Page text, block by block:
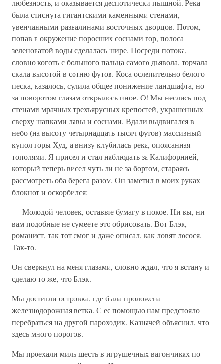
любезность, и оказывается деспотически пышной. Река
была стиснута гигантскими каменными стенами,
увенчанными развалинами восточных дворцов. Потом,
попав в окружение поросших соснами гор, полоса
зеленоватой воды сделалась шире. Посреди потока,
словно коготь с большого пальца самого дьявола, торчала
скала высотой в сотню футов. Коса ослепительно белого
песка, казалось, сулила общее понижение ландшафта, но
за поворотом глазам открылось иное. О! Мы неслись под
стенами мрачных трехъярусных крепостей, украшенных
сверху шапками лавы и соснами. Вдали выдвигался в
небо (на высоту четырнадцать тысяч футов) массивный
купол горы Худ, а внизу клубилась река, опоясанная
тополями. Я присел и стал наблюдать за Калифорнией,
который теперь висел чуть ли не за бортом, стараясь
рассмотреть оба берега разом. Он заметил в моих руках
блокнот и оскорбился:
— Молодой человек, оставьте бумагу в покое. Ни вы, ни
вам подобные не сумеете это обрисовать. Вот Блэк,
романист, так тот смог и даже описал, как ловят лосося.
Так-то.
Он сверкнул на меня глазами, словно ждал, что я встану и
сделаю то же, что Блэк.
Мы достигли островка, где была проложена
железнодорожная ветка. С ее помощью нам предстояло
перебраться на другой пароходик. Казначей объяснил, что
здесь много порогов.
Мы проехали миль шесть в игрушечных вагончиках по